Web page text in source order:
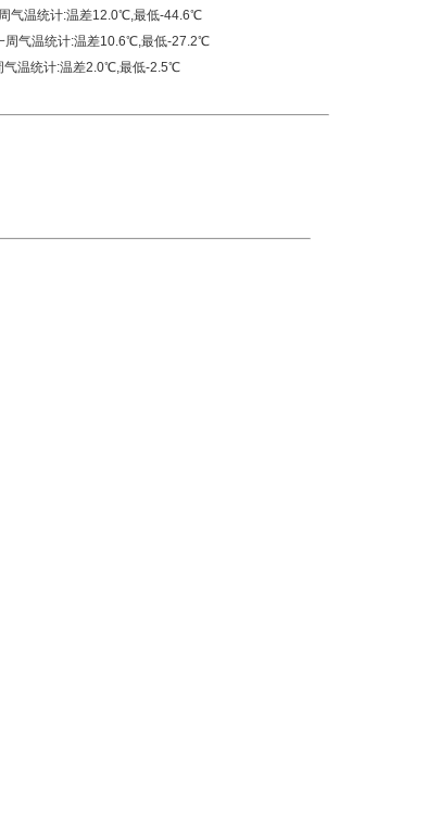
气温统计:温差12.0℃,最低-44.6℃
周气温统计:温差10.6℃,最低-27.2℃
气温统计:温差2.0℃,最低-2.5℃